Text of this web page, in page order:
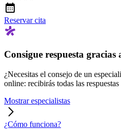
Reservar cita
Consigue respuesta
¿Necesitas el consejo de un
online: recibirás todas las
Mostrar especialistas
¿Cómo funciona?